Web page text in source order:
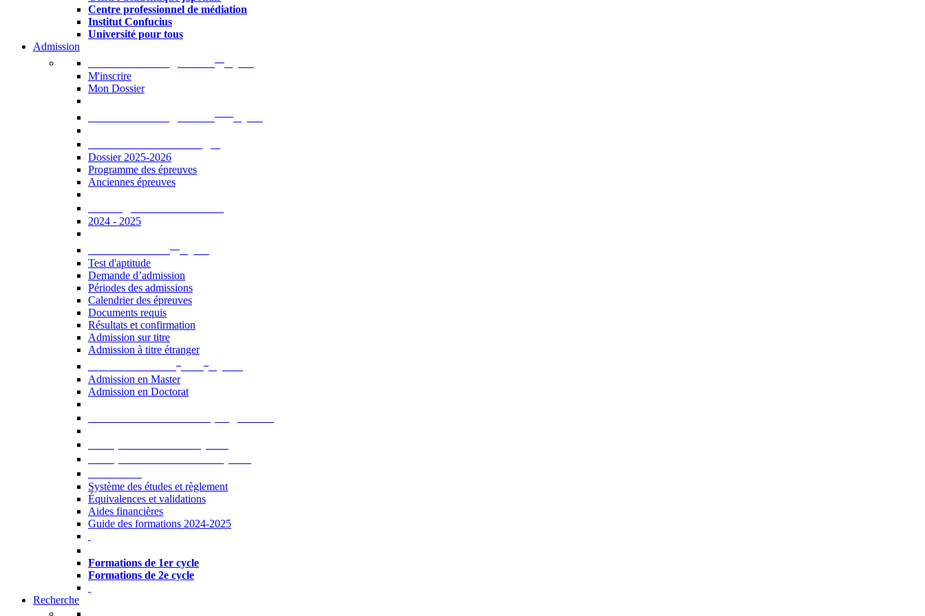
Centre professionnel de médiation
Institut Confucius
Université pour tous
Admission
M'inscrire
Mon Dossier
Dossier 2025-2026
Programme des épreuves
Anciennes épreuves
2024 - 2025
Test d'aptitude
Demande d’admission
Périodes des admissions
Calendrier des épreuves
Documents requis
Résultats et confirmation
Admission sur titre
Admission à titre étranger
Admission en Master
Admission en Doctorat
Système des études et règlement
Équivalences et validations
Aides financières
Guide des formations 2024-2025
Formations de 1er cycle
Formations de 2e cycle
Recherche